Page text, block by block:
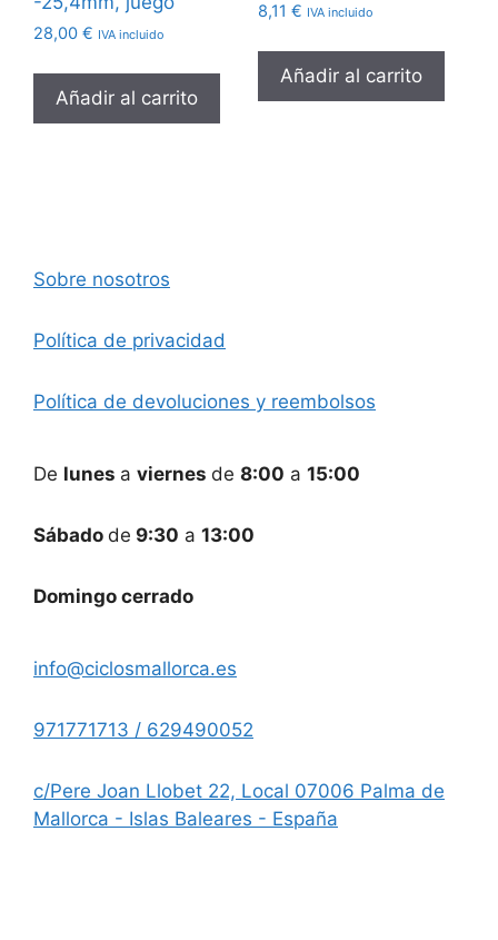
28,00 € IVA incluido
Añadir al carrito
8,11 € IVA incluido
Añadir al carrito
Sobre nosotros
Política de privacidad
Política de devoluciones y reembolsos
De lunes a viernes de 8:00 a 15:00
Sábado de 9:30 a 13:00
Domingo cerrado
info@ciclosmallorca.es
971771713 / 629490052
c/Pere Joan Llobet 22, Local 07006 Palma de
Mallorca - Islas Baleares - España